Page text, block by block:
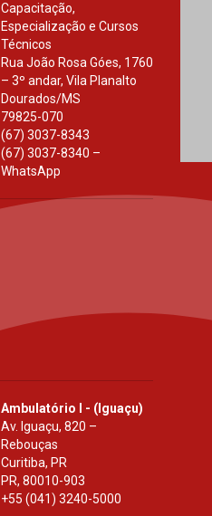
Capacitação,
Especialização e Cursos
Técnicos
Rua João Rosa Góes, 1760
– 3º andar, Vila Planalto
Dourados/MS
79825-070
(67) 3037-8343
(67) 3037-8340 –
WhatsApp
Ambulatório I - (Iguaçu)
Av. Iguaçu, 820 –
Rebouças
Curitiba, PR
PR, 80010-903
+55 (041) 3240-5000